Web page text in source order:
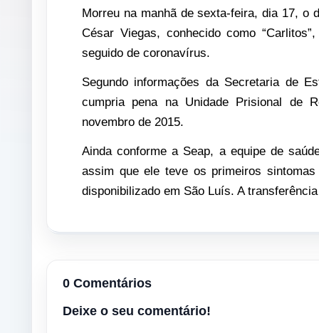
Morreu na manhã de sexta-feira, dia 17, o
César Viegas, conhecido como
seguido de coronavírus.
Segundo informações da Secretaria de
cumpria pena na Unidade Prisional de
novembro de 2015.
Ainda conforme a Seap, a equipe de
assim que ele teve os primeiros
disponibilizado em São Luís. A
0 Comentários
Deixe o seu comentário!